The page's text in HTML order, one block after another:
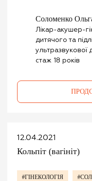
Соломенко
Лікар-акушер-
дитячого та
ультразвукової
стаж 18 років
12.04.2021
Кольпіт (вагініт)
#ГІНЕКОЛОГІЯ